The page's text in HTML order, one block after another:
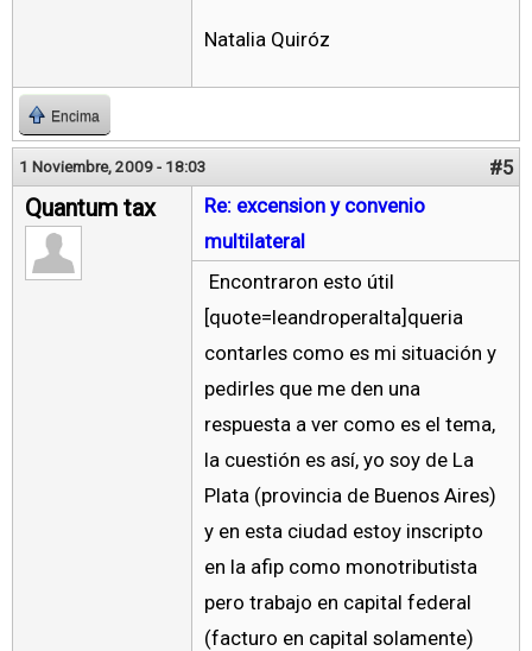
Natalia Quiróz
Encima
1 Noviembre, 2009 - 18:03 #5
Quantum tax
Re: excension y convenio
multilateral
Encontraron esto útil
[quote=leandroperalta]queria
contarles como es mi situación y
pedirles que me den una
respuesta a ver como es el tema,
la cuestión es así, yo soy de La
Plata (provincia de Buenos Aires)
y en esta ciudad estoy inscripto
en la afip como monotributista
pero trabajo en capital federal
(facturo en capital solamente)